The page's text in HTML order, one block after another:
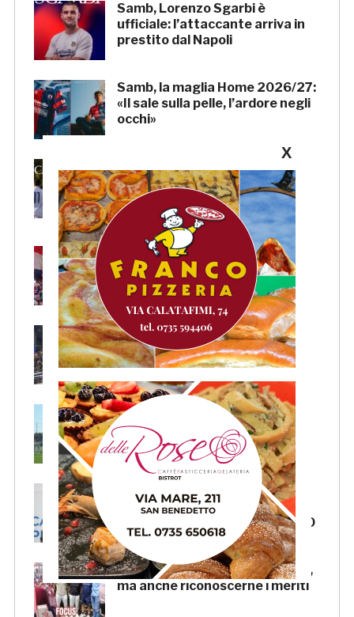
Samb, Lorenzo Sgarbi è
ufficiale: l’attaccante arriva in
prestito dal Napoli
Samb, la maglia Home 2026/27:
«Il sale sulla pelle, l’ardore negli
occhi»
Primavera 4, il calendario della
Samb: Folgore Caratese
all’esordio, prima trasferta a
Forlì
Samb, su il sipario: stasera la
presentazione della squadra in
piazza Giorgini
Pescara-Samb, l’Osservatorio
rimanda la decisione al CASMS:
possibile divieto
Samb, ripresi gli allenamenti:
doppia seduta al Ciarrocchi. A
parte Tunjov
La Samb smentisce notizie e
ricostruzioni riguardanti la
cessione del club. COMUNICATO
FOCUS – Giusto criticare Massi,
ma anche riconoscerne i meriti
X